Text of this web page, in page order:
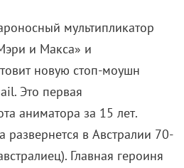
мультипликатор
и Макса» и
новую стоп-моушн
Это первая
аниматора за 15 лет.
развернется в Австралии 70-
Главная героиня